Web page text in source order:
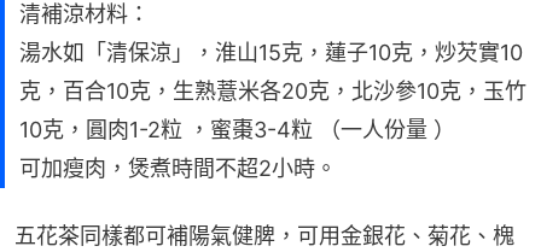
清補涼材料：
湯水如「清保涼」，淮山15克，蓮子10克，炒芡實10
克，百合10克，生熟薏米各20克，北沙參10克，玉竹
10克，圓肉1-2粒 ，蜜棗3-4粒 （一人份量 ）
可加瘦肉，煲煮時間不超2小時。
五花茶同樣都可補陽氣健脾，可用金銀花、菊花、槐